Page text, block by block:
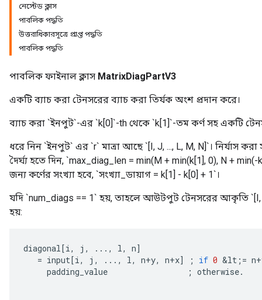
নেস্টেড ক্লাস
পাবলিক পদ্ধতি
উত্তরাধিকারসূত্রে প্রাপ্ত পদ্ধতি
পাবলিক পদ্ধতি
পাবলিক ফাইনাল ক্লাস MatrixDiagPartV3
একটি ব্যাচ করা টেনসরের ব্যাচ করা তির্যক অংশ প্রদান করে।
ব্যাচ করা `ইনপুট`-এর `k[0]`-th থেকে `k[1]`-তম কর্ণ সহ একটি
ধরে নিন `ইনপুট` এর `r` মাত্রা আছে `[I, J, ..., L, M, N]`। নির্যাস করা
দৈর্ঘ্য হতে দিন, `max_diag_len = min(M + min(k[1], 0), N +
জন্য কর্ণের সংখ্যা হবে, `সংখ্যা_ডায়াগ = k[1] - k[0] + 1`।
যদি `num_diags == 1` হয়, তাহলে আউটপুট টেনসরের আকৃতি `[I,
হয়:
diagonal[i, j , ..., l, n]
= input[i, j , ..., l, n+y, n+x] ; if 0 &lt ; = n+
padding_value
; otherwise.